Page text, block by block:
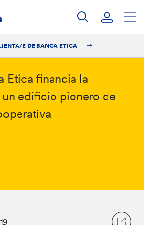
E DE BANCA ETICA
Etica financia la
edificio pionero de